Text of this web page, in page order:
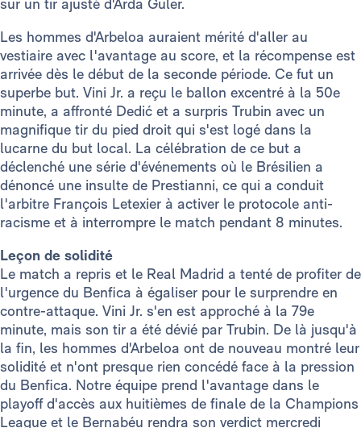
sur un tir ajusté d'Arda Güler.
Les hommes d'Arbeloa auraient mérité d'aller au
vestiaire avec l'avantage au score, et la récompense est
arrivée dès le début de la seconde période. Ce fut un
superbe but. Vini Jr. a reçu le ballon excentré à la 50e
minute, a affronté Dedić et a surpris Trubin avec un
magnifique tir du pied droit qui s'est logé dans la
lucarne du but local. La célébration de ce but a
déclenché une série d'événements où le Brésilien a
dénoncé une insulte de Prestianni, ce qui a conduit
l'arbitre François Letexier à activer le protocole anti-
racisme et à interrompre le match pendant 8 minutes.
Leçon de solidité
Le match a repris et le Real Madrid a tenté de profiter de
l'urgence du Benfica à égaliser pour le surprendre en
contre-attaque. Vini Jr. s'en est approché à la 79e
minute, mais son tir a été dévié par Trubin. De là jusqu'à
la fin, les hommes d'Arbeloa ont de nouveau montré leur
solidité et n'ont presque rien concédé face à la pression
du Benfica. Notre équipe prend l'avantage dans le
playoff d'accès aux huitièmes de finale de la Champions
League et le Bernabéu rendra son verdict mercredi